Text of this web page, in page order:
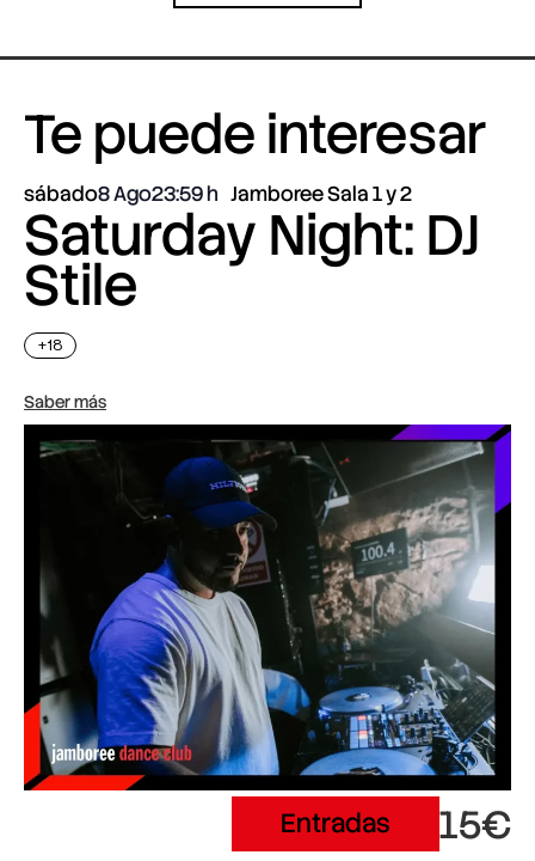
Te puede interesar
sábado8 Ago23:59 Jamboree Sala 1 y 2
Saturday Night: DJ
Stile
+18
Saber más
Entradas 15€